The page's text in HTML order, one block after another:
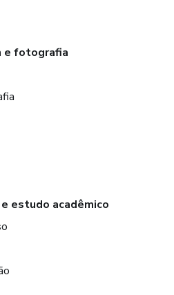
e fotografia
e estudo acadêmico